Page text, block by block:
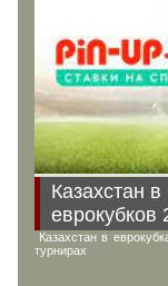
Казахстан
еврокубков
Казахстан в
турнирах